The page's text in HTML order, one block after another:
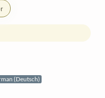
(Deutsch)